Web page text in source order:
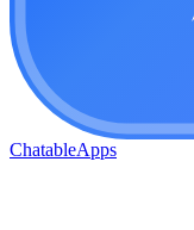
ChatableApps